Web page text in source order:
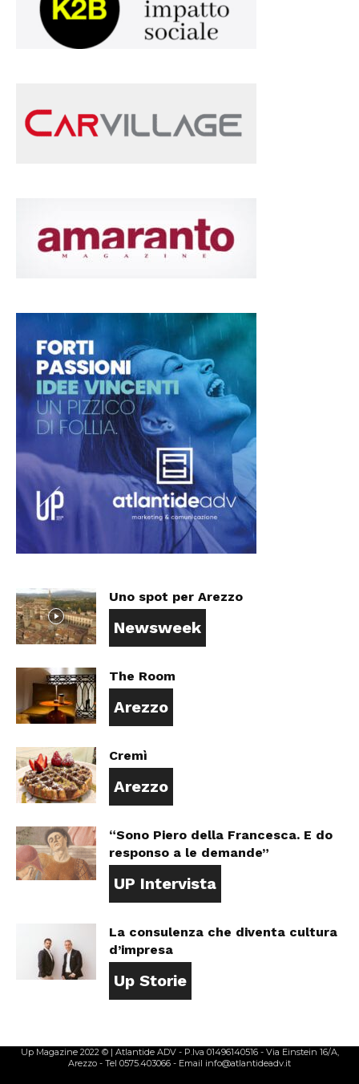
Uno spot per Arezzo
Newsweek
The Room
Arezzo
Cremì
Arezzo
“Sono Piero della Francesca. E do
responso a le demande”
UP Intervista
La consulenza che diventa cultura
d’impresa
Up Storie
Up Magazine 2022 © | Atlantide ADV - P.Iva 01496140516 - Via Einstein 16/A,
Arezzo - Tel 0575.403066 - Email info@atlantideadv.it